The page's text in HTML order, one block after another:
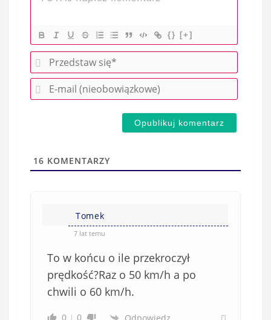
{} [+]
P
r
e
w
E
-
(
16 KOMENTARZY
Tomek
7 lat temu
To w końcu o ile przekroczył
prędkość?Raz o 50 km/h a po
chwili o 60 km/h.
0 0 Odpowiedz